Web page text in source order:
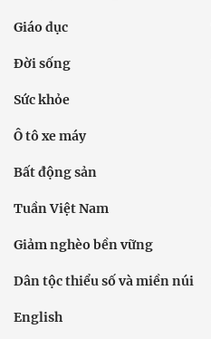
Giáo dục
Đời sống
Sức khỏe
Ô tô xe máy
Bất động sản
Tuần Việt Nam
Giảm nghèo bền vững
Dân tộc thiểu số và miền núi
English